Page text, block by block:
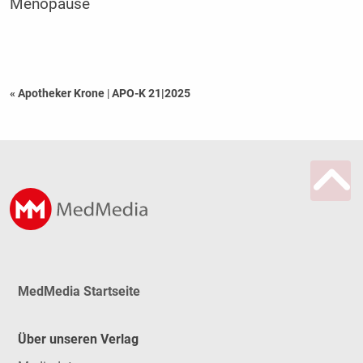
Menopause
« Apotheker Krone |APO-K 21|2025
MedMedia Startseite
Über unseren Verlag